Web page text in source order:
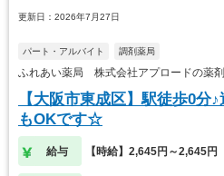
更新日：2026年7月27日
パート・アルバイト 調剤薬局
ふれあい薬局 株式会社アプロードの薬
【大阪市東成区】駅徒歩0
もOKです☆
給与 【時給】2,645円～2,645円